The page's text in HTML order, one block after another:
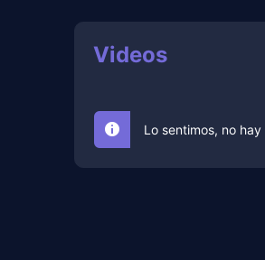
Videos
Lo sentimos, no